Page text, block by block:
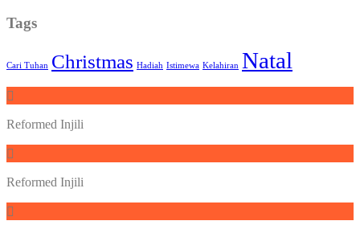
Tags
Cari Tuhan Christmas Hadiah Istimewa Kelahiran Natal
Reformed Injili
Reformed Injili